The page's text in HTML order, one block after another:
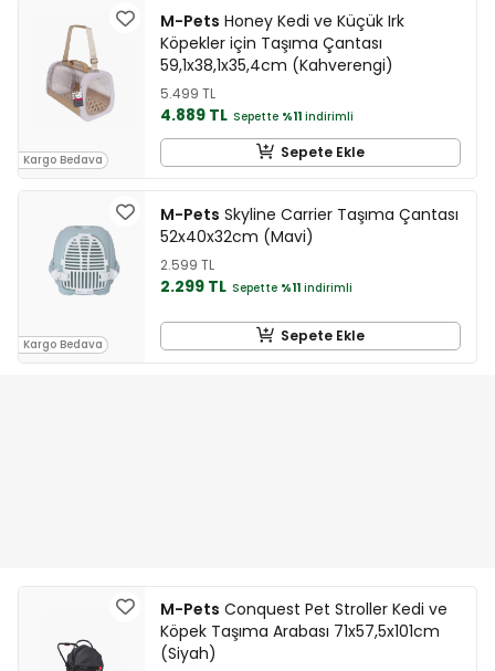
Kargo Bedava
M-Pets Honey Kedi ve Küçük Irk
Köpekler için Taşıma Çantası
59,1x38,1x35,4cm (Kahverengi)
5.499 TL
4.889 TL Sepette %11 indirimli
Sepete Ekle
Kargo Bedava
M-Pets Skyline Carrier Taşıma Çantası
52x40x32cm (Mavi)
2.599 TL
2.299 TL Sepette %11 indirimli
Sepete Ekle
M-Pets Conquest Pet Stroller Kedi ve
Köpek Taşıma Arabası 71x57,5x101cm
(Siyah)